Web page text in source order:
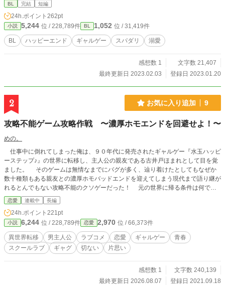
BL 完結 短編
24h.ポイント 262pt
小説 5,244 位 / 228,789件 BL 1,052 位 / 31,419件
BL ハッピーエンド ギャルゲー スパダリ 溺愛
感想数 1
文字数 21,407
最終更新日 2023.02.03
登録日 2023.01.20
2 お気に入り追加 9
攻略不能ゲーム攻略作戦 〜濃厚ホモエンドを回避せよ！〜
めの。
仕事中に倒れてしまった俺は、９０年代に発売されたギャルゲー『水玉ハッピ
ーステップ♪』の世界に転移し、主人公の親友である古井戸ほまれとして目を覚
ました。 そのゲームは無情なまでにバグが多く、辿り着けたとしてもなぜか
数十種類もある親友との濃厚ホモバッドエンドを迎えてしまう現代まで語り継が
れるとんでもない攻略不能のクソゲーだった！ 元の世界に帰る条件は何でも
いいからエンディングを迎えること。すなわちバッドエンドでもOKというわけ
だがホモエンドだけは絶対に嫌だ！ これは、役に立たないサポートキャラと
共に迫りくるバグを避けつつ主人公と適度な距離を取った上で、誰でもいいから
ヒロインとくっつける。そんなミッションをノーマルな俺が嘆き疲弊しながらこ
なしていく悲しい物語である。 ※小説家になろう様、カクヨム様にも掲載させ
ていただいています。
恋愛 連載中 長編
24h.ポイント 221pt
小説 6,244 位 / 228,789件 恋愛 2,970 位 / 66,373件
異世界転移 男主人公 ラブコメ 恋愛 ギャルゲー
青春
スクールラブ
ギャグ 切ない 片思い
感想数 1
文字数 240,139
最終更新日 2026.08.07
登録日 2021.09.18